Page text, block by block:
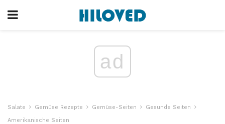
ad
Salate Gemüse Rezepte Gemüse-Seiten
Gesunde Seiten
Amerikanische Seiten